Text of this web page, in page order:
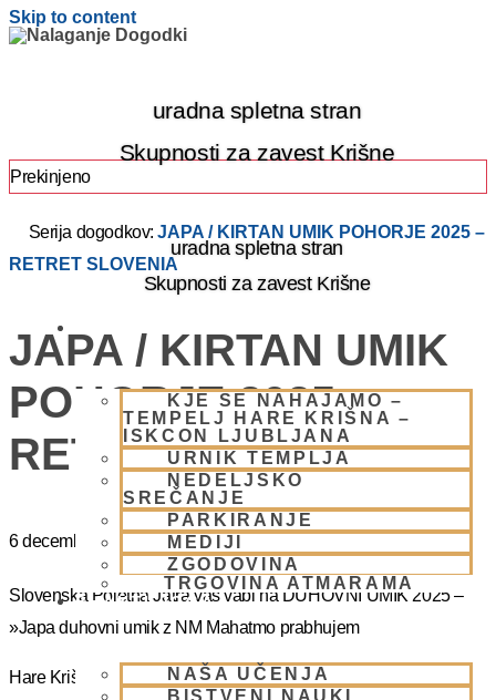
Skip to content
uradna spletna stran
Skupnosti za zavest Krišne
uradna spletna stran
Skupnosti za zavest Krišne
KJE SE NAHAJAMO –
TEMPELJ HARE KRIŠNA –
ISKCON LJUBLJANA
URNIK TEMPLJA
NEDELJSKO
SREČANJE
PARKIRANJE
MEDIJI
ZGODOVINA
TRGOVINA ATMARAMA
BHAKTI JOGA
NAŠA UČENJA
BISTVENI NAUKI
Prekinjeno
Serija dogodkov:JAPA / KIRTAN UMIK POHORJE 2025 –
RETRET SLOVENIA
JAPA / KIRTAN UMIK
POHORJE 2025 –
RETRET SLOVENIA
6 decembra
Slovenska Poletna Jatra vas vabi na DUHOVNI UMIK 2025 –
»Japa duhovni umik z NM Mahatmo prabhujem
Hare Krišna, dragi bhakte!